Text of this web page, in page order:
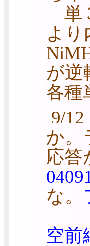
単
より
が逆
各種
9/
か。
応答
な。
空前